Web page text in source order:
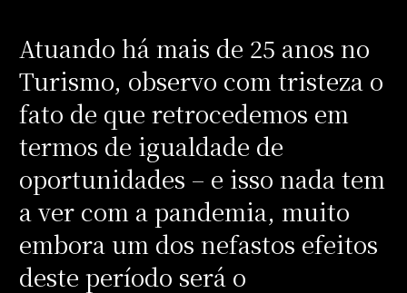
Atuando há mais de 25 anos no
Turismo, observo com tristeza o
fato de que retrocedemos em
termos de igualdade de
oportunidades – e isso nada tem
a ver com a pandemia, muito
embora um dos nefastos efeitos
deste período será o